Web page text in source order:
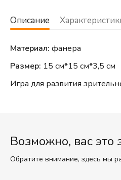
Описание
Материал: фанера
Размер: 15 см*15 см*3,5 см
Игра для развития
Возможно, вас это
Обратите внимание, здесь мы